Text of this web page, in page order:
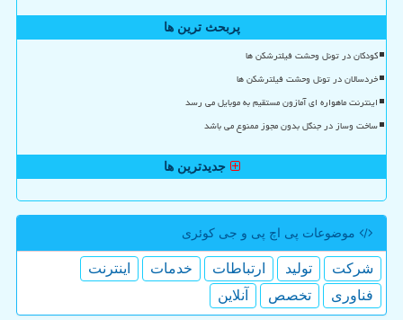
پربحث ترین ها
کودکان در تونل وحشت فیلترشکن ها
خردسالان در تونل وحشت فیلترشکن ها
اینترنت ماهواره ای آمازون مستقیم به موبایل می رسد
ساخت وساز در جنگل بدون مجوز ممنوع می باشد
جدیدترین ها
موضوعات پی اچ پی و جی كوئری
شركت تولید ارتباطات خدمات
اینترنت
فناوری
تخصص آنلاین